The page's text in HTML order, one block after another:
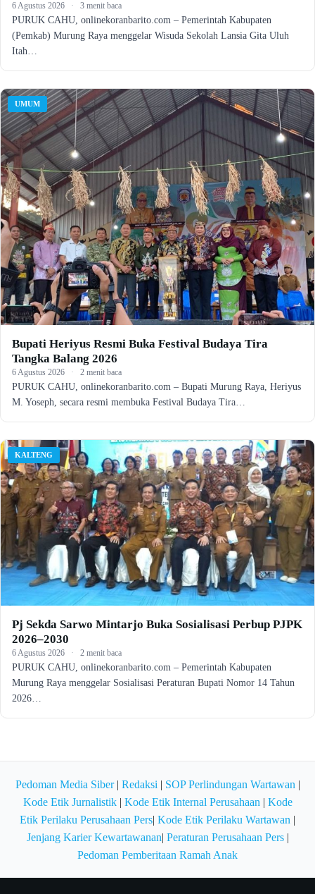
6 Agustus 2026 · 3 menit baca
PURUK CAHU, onlinekoranbarito.com – Pemerintah Kabupaten
(Pemkab) Murung Raya menggelar Wisuda Sekolah Lansia Gita Uluh
Itah…
UMUM
Bupati Heriyus Resmi Buka Festival Budaya Tira
Tangka Balang 2026
6 Agustus 2026 · 2 menit baca
PURUK CAHU, onlinekoranbarito.com – Bupati Murung Raya, Heriyus
M. Yoseph, secara resmi membuka Festival Budaya Tira…
KALTENG
Pj Sekda Sarwo Mintarjo Buka Sosialisasi Perbup PJPK
2026–2030
6 Agustus 2026 · 2 menit baca
PURUK CAHU, onlinekoranbarito.com – Pemerintah Kabupaten
Murung Raya menggelar Sosialisasi Peraturan Bupati Nomor 14 Tahun
2026…
Pedoman Media Siber| Redaksi | SOP Perlindungan Wartawan |
Kode Etik Jurnalistik| Kode Etik Internal Perusahaan | Kode
Etik Perilaku Perusahaan Pers| Kode Etik Perilaku Wartawan |
Jenjang Karier Kewartawanan| Peraturan Perusahaan Pers|
Pedoman Pemberitaan Ramah Anak